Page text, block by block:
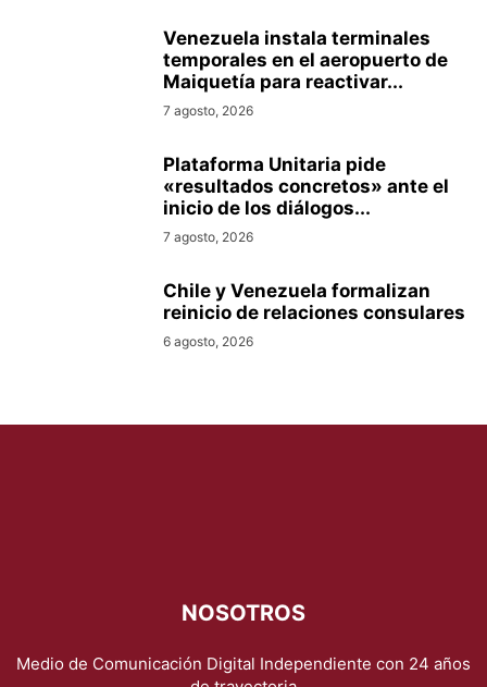
Venezuela instala terminales
temporales en el aeropuerto de
Maiquetía para reactivar...
7 agosto, 2026
Plataforma Unitaria pide
«resultados concretos» ante el
inicio de los diálogos...
7 agosto, 2026
Chile y Venezuela formalizan
reinicio de relaciones consulares
6 agosto, 2026
NOSOTROS
Medio de Comunicación Digital Independiente con 24 años